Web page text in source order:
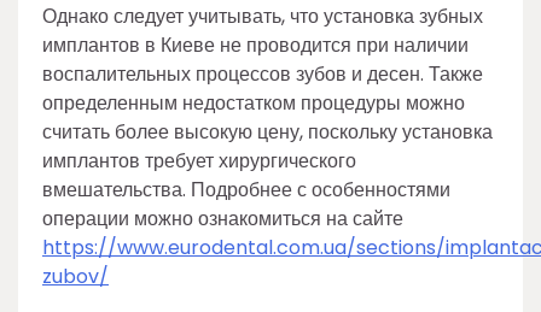
Однако следует учитывать, что установка зубных
имплантов в Киеве не проводится при наличии
воспалительных процессов зубов и десен. Также
определенным недостатком процедуры можно
считать более высокую цену, поскольку установка
имплантов требует хирургического
вмешательства. Подробнее с особенностями
операции можно ознакомиться на сайте
https://www.eurodental.com.ua/sections/
zubov/